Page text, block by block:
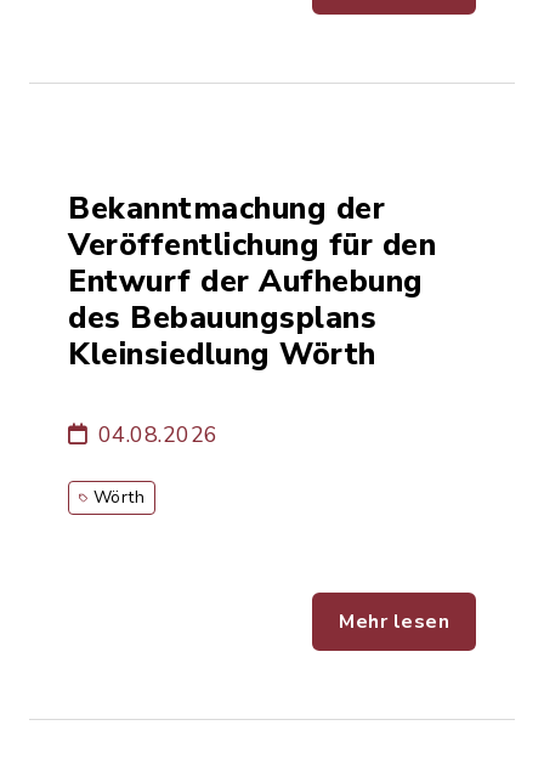
Bekanntmachung der
Veröffentlichung für den
Entwurf der Aufhebung
des Bebauungsplans
Kleinsiedlung Wörth
04.08.2026
Wörth
Mehr lesen